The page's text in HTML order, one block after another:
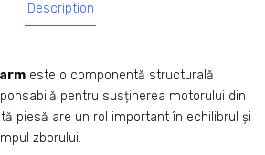
Description
este o componentă structurală
pentru susținerea motorului din
piesă are un rol important în echilibrul și
zborului.